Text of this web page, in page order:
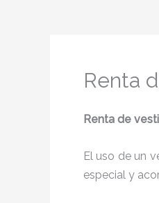
Renta
Renta de
El uso de un
especial y